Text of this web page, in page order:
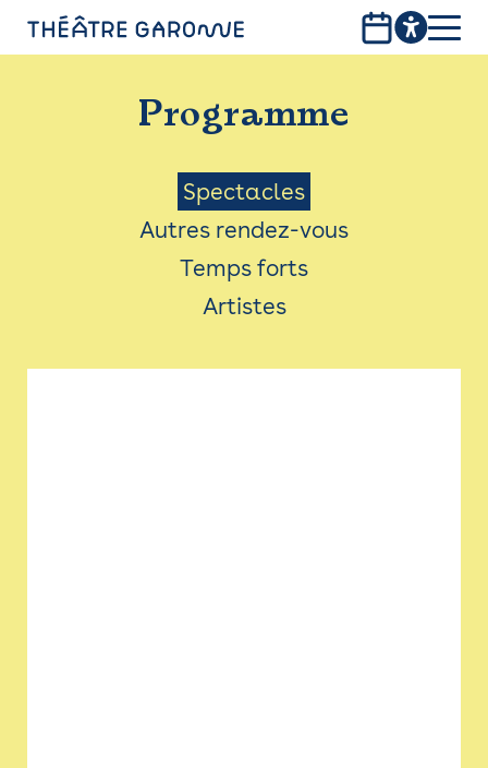
PROGRAMME
INFOS PRATIQUES
AVEC LES PUBLICS
ACCESSIBILITÉ
LES PRODUCTIONS
Programme
Menu
Saison
Spectacles
Autres rendez-vous
Temps forts
Artistes